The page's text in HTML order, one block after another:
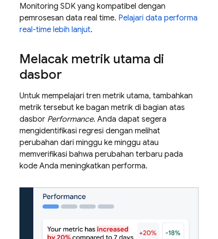
Monitoring SDK yang kompatibel dengan
pemrosesan data real time. Pelajari data performa
real-time lebih lanjut.
Melacak metrik utama di
dasbor
Untuk mempelajari tren metrik utama, tambahkan
metrik tersebut ke bagan metrik di bagian atas
dasbor Performance. Anda dapat segera
mengidentifikasi regresi dengan melihat
perubahan dari minggu ke minggu atau
memverifikasi bahwa perubahan terbaru pada
kode Anda meningkatkan performa.